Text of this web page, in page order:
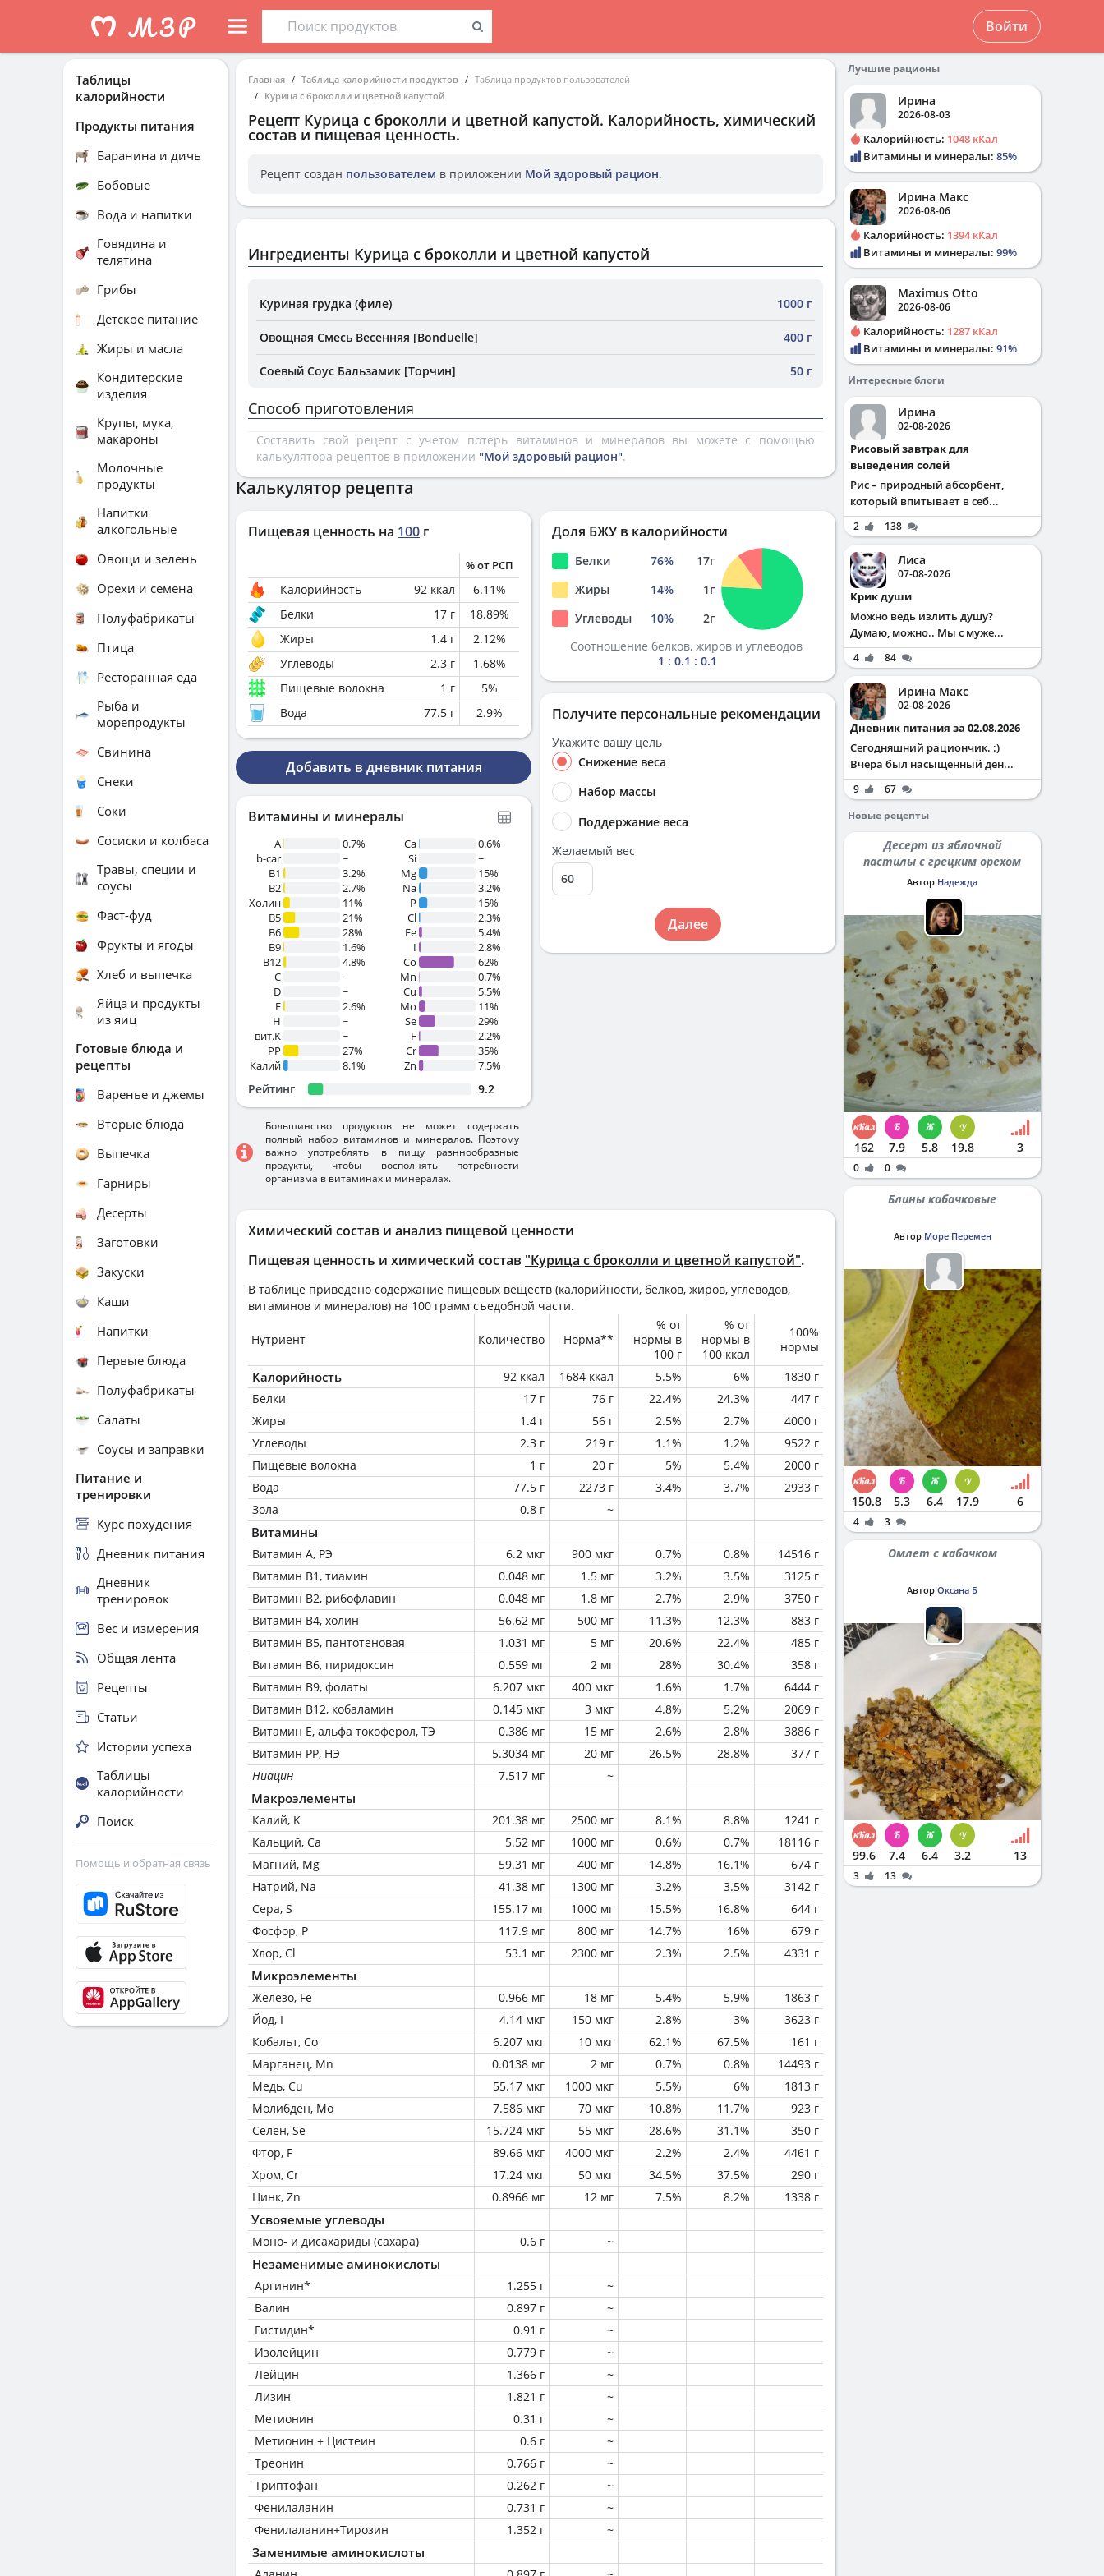
Войти
Главная Таблица калорийности продуктов
Таблица продуктов пользователей
Курица с броколли и цветной капустой
Рецепт Курица с броколли и цветной капустой. Калорийность, химический
состав и пищевая ценность.
Рецепт создан пользователем в приложении Мой здоровый рацион.
Ингредиенты Курица с броколли и цветной капустой
Куриная грудка (филе) 1000 г
Овощная Смесь Весенняя [Bonduelle] 400 г
Соевый Соус Бальзамик [Торчин] 50 г
Способ приготовления
Составить свой рецепт с учетом потерь витаминов и минералов вы можете с помощью
калькулятора рецептов в приложении "Мой здоровый рацион".
Химический состав и анализ пищевой ценности
Пищевая ценность и химический состав "Курица с броколли и цветной капустой".
В таблице приведено содержание пищевых веществ (калорийности, белков, жиров, углеводов,
витаминов и минералов) на 100 грамм съедобной части.
Нутриент Количество Норма**
% от
нормы в
100 г
% от
нормы в
100 ккал
100%
нормы
Калорийность 92 ккал 1684 ккал 5.5% 6%
1830 г
Белки
17 г 76 г 22.4% 24.3%
447 г
Жиры
1.4 г 56 г 2.5% 2.7%
4000 г
Углеводы
2.3 г 219 г 1.1% 1.2%
9522 г
Пищевые волокна
1 г 20 г 5% 5.4%
2000 г
Вода
77.5 г 2273 г 3.4% 3.7%
2933 г
Зола
0.8 г ~
Витамины
Витамин А, РЭ 6.2 мкг 900 мкг 0.7% 0.8%
14516 г
Витамин В1, тиамин
0.048 мг 1.5 мг 3.2% 3.5%
3125 г
Витамин В2, рибофлавин
0.048 мг 1.8 мг 2.7% 2.9%
3750 г
Витамин В4, холин
56.62 мг 500 мг 11.3% 12.3%
883 г
Витамин В5, пантотеновая
1.031 мг 5 мг 20.6% 22.4%
485 г
Витамин В6, пиридоксин
0.559 мг 2 мг 28% 30.4%
358 г
Витамин В9, фолаты
6.207 мкг 400 мкг 1.6% 1.7%
6444 г
Витамин В12, кобаламин
0.145 мкг 3 мкг 4.8% 5.2%
2069 г
Витамин Е, альфа токоферол, ТЭ
0.386 мг 15 мг 2.6% 2.8%
3886 г
Витамин РР, НЭ
5.3034 мг 20 мг 26.5% 28.8%
377 г
Ниацин
7.517 мг ~
Макроэлементы
Калий, K 201.38 мг 2500 мг 8.1% 8.8%
1241 г
Кальций, Ca
5.52 мг 1000 мг 0.6% 0.7%
18116 г
Магний, Mg
59.31 мг 400 мг 14.8% 16.1%
674 г
Натрий, Na
41.38 мг 1300 мг 3.2% 3.5%
3142 г
Сера, S
155.17 мг 1000 мг 15.5% 16.8%
644 г
Фосфор, P
117.9 мг 800 мг 14.7% 16%
679 г
Хлор, Cl
53.1 мг 2300 мг 2.3% 2.5% 4331 г
Микроэлементы
Железо, Fe 0.966 мг 18 мг 5.4% 5.9%
1863 г
Йод, I
4.14 мкг 150 мкг 2.8% 3%
3623 г
Кобальт, Co
6.207 мкг 10 мкг 62.1% 67.5%
161 г
Марганец, Mn
0.0138 мг 2 мг 0.7% 0.8%
14493 г
Медь, Cu
55.17 мкг 1000 мкг 5.5% 6%
1813 г
Молибден, Mo
7.586 мкг 70 мкг 10.8% 11.7%
923 г
Селен, Se
15.724 мкг 55 мкг 28.6% 31.1%
350 г
Фтор, F
89.66 мкг 4000 мкг 2.2% 2.4%
4461 г
Хром, Cr
17.24 мкг 50 мкг 34.5% 37.5%
290 г
Цинк, Zn
0.8966 мг 12 мг 7.5% 8.2% 1338 г
Усвояемые углеводы
Моно- и дисахариды (сахара) 0.6 г ~
Незаменимые аминокислоты
Аргинин* 1.255 г
~
Валин
0.897 г
~
Гистидин*
0.91 г
~
Изолейцин
0.779 г
~
Лейцин
1.366 г
~
Лизин
1.821 г
~
Метионин
0.31 г
~
Метионин + Цистеин
0.6 г
~
Треонин
0.766 г
~
Триптофан
0.262 г
~
Фенилаланин
0.731 г
~
Фенилаланин+Тирозин
1.352 г ~
Заменимые аминокислоты
Калькулятор рецепта
Пищевая ценность на 100 г
% от РСП
Калорийность 92 ккал 6.11%
Белки
17 г 18.89%
Жиры
1.4 г 2.12%
Углеводы
2.3 г 1.68%
Пищевые волокна
1 г 5%
Вода
77.5 г 2.9%
Добавить в дневник питания
Витамины и минералы
A
0.7%
b-car
~
В1
3.2%
B2
2.7%
Холин
11%
B5
21%
B6
28%
B9
1.6%
B12
4.8%
C
~
D
~
E
2.6%
H
~
вит.К
~
PP
27%
Калий
8.1%
Ca
0.6%
Si
~
Mg
15%
Na
3.2%
P
15%
Cl
2.3%
Fe
5.4%
I
2.8%
Co
62%
Mn
0.7%
Cu
5.5%
Mo
11%
Se
29%
F
2.2%
Cr
35%
Zn
7.5%
Рейтинг 9.2
Большинство продуктов не может содержать
полный набор витаминов и минералов. Поэтому
важно употреблять в пищу разннообразные
продукты, чтобы восполнять потребности
организма в витаминах и минералах.
Доля БЖУ в калорийности
Белки 76% 17г
Жиры
14% 1г
Углеводы
10% 2г
Соотношение белков, жиров и углеводов
1 : 0.1 : 0.1
Получите персональные рекомендации
Укажите вашу цель
Снижение веса
Набор массы
Поддержание веса
Желаемый вес
Далее
Таблицы
калорийности
Продукты питания
Баранина и дичь
Бобовые
Вода и напитки
Говядина и
телятина
Грибы
Детское питание
Жиры и масла
Кондитерские
изделия
Крупы, мука,
макароны
Молочные
продукты
Напитки
алкогольные
Овощи и зелень
Орехи и семена
Полуфабрикаты
Птица
Ресторанная еда
Рыба и
морепродукты
Свинина
Снеки
Соки
Сосиски и колбаса
Травы, специи и
соусы
Фаст-фуд
Фрукты и ягоды
Хлеб и выпечка
Яйца и продукты
из яиц
Готовые блюда и
рецепты
Варенье и джемы
Вторые блюда
Выпечка
Гарниры
Десерты
Заготовки
Закуски
Каши
Напитки
Первые блюда
Полуфабрикаты
Салаты
Соусы и заправки
Питание и
тренировки
Курс похудения
Дневник питания
Дневник
тренировок
Вес и измерения
Общая лента
Рецепты
Статьи
Истории успеха
Таблицы
калорийности
Поиск
Помощь и обратная связь
Лучшие рационы
Ирина
2026-08-03
Калорийность: 1048 кКал
Витамины и минералы: 85%
Ирина Макс
2026-08-06
Калорийность: 1394 кКал
Витамины и минералы: 99%
Maximus Otto
2026-08-06
Калорийность: 1287 кКал
Витамины и минералы: 91%
Интересные блоги
Ирина
02-08-2026
Рисовый завтрак для
выведения солей
Рис – природный абсорбент,
который впитывает в себ...
2 138
Лиса
07-08-2026
Крик души
Можно ведь излить душу?
Думаю, можно.. Мы с муже...
4 84
Ирина Макс
02-08-2026
Дневник питания за 02.08.2026
Сегодняшний рациончик. :)
Вчера был насыщенный ден...
9
67
Новые рецепты
Десерт из яблочной
пастилы с грецким орехом
Автор Надежда
162 7.9 5.8 19.8 3
0 0
Блины кабачковые
Автор Море Перемен
150.8 5.3 6.4 17.9 6
4 3
Омлет с кабачком
Автор Оксана Б
99.6 7.4 6.4 3.2 13
3 13